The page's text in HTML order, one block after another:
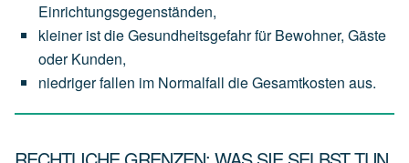
Einrichtungsgegenständen,
kleiner istdieGesundheitsgefahrfür Bewohner, Gäste
oder Kunden,
niedrigerfallen im Normalfall dieGesamtkosten aus.